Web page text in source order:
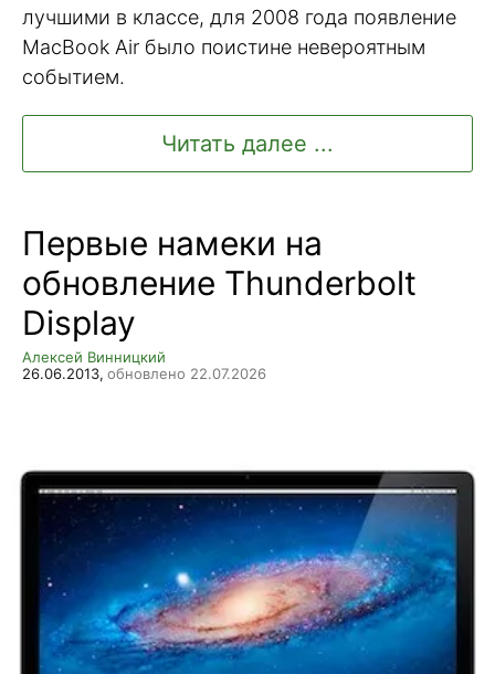
лучшими в классе, для 2008 года появление
MacBook Air было поистине невероятным
событием.
Читать далее ...
Первые намеки на
обновление Thunderbolt
Display
Алексей Винницкий
26.06.2013, обновлено 22.07.2026